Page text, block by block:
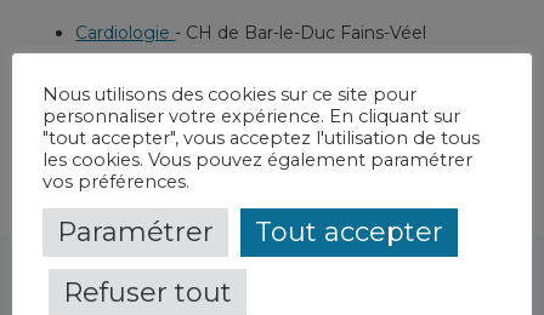
Cardiologie - CH de Bar-le-Duc Fains-Véel
Nous utilisons des cookies sur ce site pour
personnaliser votre expérience. En cliquant sur
"tout accepter", vous acceptez l'utilisation de tous
les cookies. Vous pouvez également paramétrer
vos préférences.
Paramétrer
Tout accepter
Refuser tout